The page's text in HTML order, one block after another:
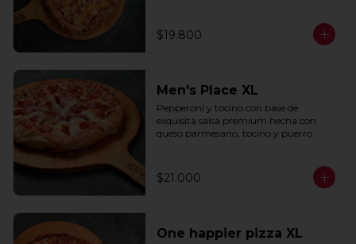
$19.800
Men's Place XL
Pepperoni y tocino con base de
exquisita salsa premium hecha con
queso parmesano, tocino y puerro.
$21.000
One happier pizza XL